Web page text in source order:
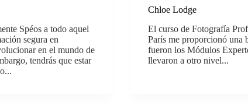
Spéos a todo aquel
segura en
en el mundo de
tendrás que estar
Chloe Lodge
El curso de Fotografía
París me proporcionó una
fueron los Módulos
llevaron a otro nivel...